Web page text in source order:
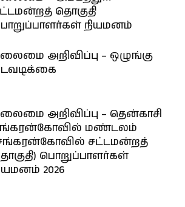
தொகுதி
நியமனம்
அறிவிப்பு – ஒழுங்கு
அறிவிப்பு – தென்காசி
மண்டலம்
சட்டமன்றத்
பொறுப்பாளர்கள்
2026